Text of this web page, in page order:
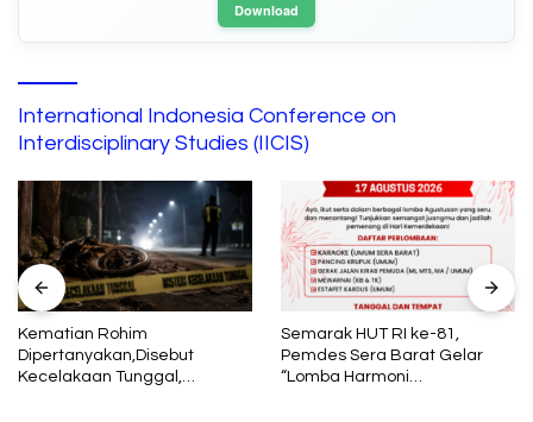
Download
International Indonesia Conference on
Interdisciplinary Studies (IICIS)
Kematian Rohim
Dipertanyakan,Disebut
Kecelakaan Tunggal,
Semarak HUT RI ke-81,
Pemdes Sera Barat Gelar
“Lomba Harmoni